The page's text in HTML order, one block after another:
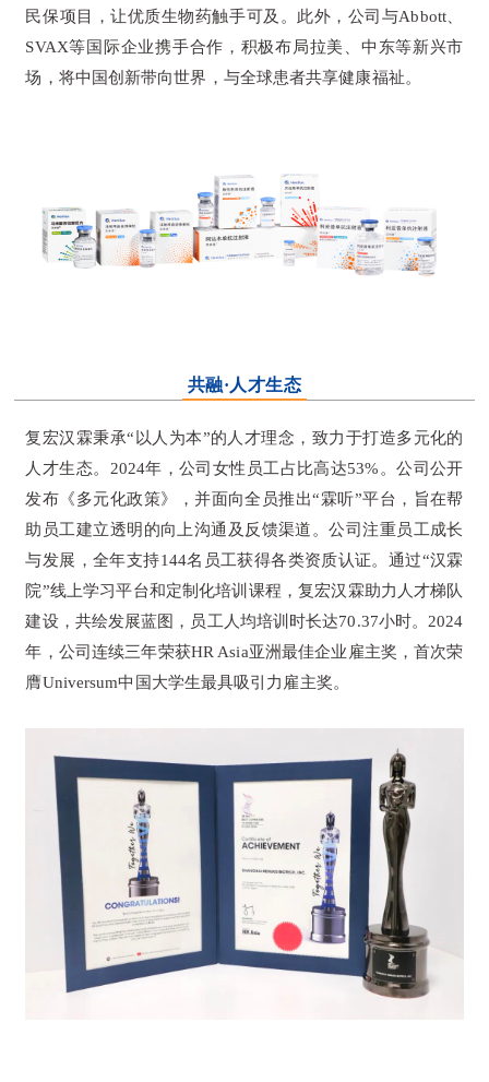
民保项目，让优质生物药触手可及。此外，公司与Abbott、
SVAX等国际企业携手合作，积极布局拉美、中东等新兴市
场，将中国创新带向世界，与全球患者共享健康福祉。
共融·人才生态
复宏汉霖秉承“以人为本”的人才理念，致力于打造多元化的
人才生态。2024年，公司女性员工占比高达53%。公司公开
发布《多元化政策》，并面向全员推出“霖听”平台，旨在帮
助员工建立透明的向上沟通及反馈渠道。公司注重员工成长
与发展，全年支持144名员工获得各类资质认证。通过“汉霖
院”线上学习平台和定制化培训课程，复宏汉霖助力人才梯队
建设，共绘发展蓝图，员工人均培训时长达70.37小时。2024
年，公司连续三年荣获HR Asia亚洲最佳企业雇主奖，首次荣
膺Universum中国大学生最具吸引力雇主奖。